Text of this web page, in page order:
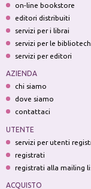
on-line bookstore
editori distribuiti
servizi per i librai
servizi per le
servizi per editori
AZIENDA
chi siamo
dove siamo
contattaci
UTENTE
servizi per utenti
registrati
registrati alla mailing
ACQUISTO